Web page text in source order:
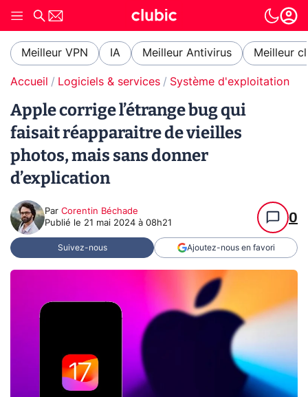
Meilleur VPN IA Meilleur Antivirus Meilleur
Accueil Logiciels & services Système d'exploitation
Apple corrige l’étrange bug qui
faisait réapparaitre de vieilles
photos, mais sans donner
d’explication
Par Corentin Béchade
Publié le 21 mai 2024 à 08h21 0
Suivez-nous Ajoutez-nous en favori